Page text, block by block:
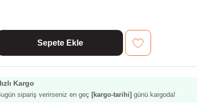
Sepete Ekle
Kargo
sipariş verirseniz en geç [kargo-tarihi] günü kargoda!